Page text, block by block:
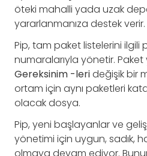
öteki mahalli yada uzak
yararlanmanıza destek verir.
Pip, tam paket listelerini ilgili
numaralarıyla yönetir.
Gereksinim -lerideğişik bir
ortam için aynı paketleri
olacak dosya.
Pip, yeni başlayanlar ve
yönetimi için uygun, sadık,